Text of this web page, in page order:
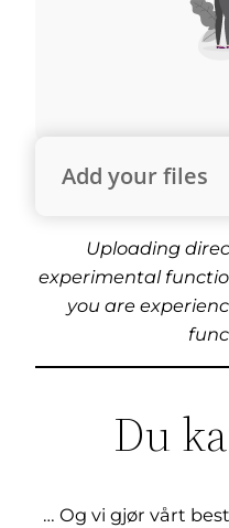
Add your files
Uploading
experimental
you are
Du
… Og vi gjør vårt